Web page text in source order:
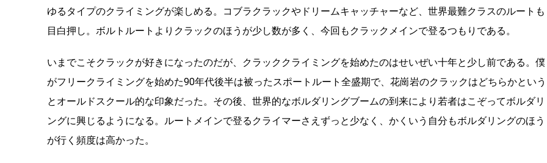
ゆるタイプのクライミングが楽しめる。コブラクラックやドリームキャッチャーなど、世界最難クラスのルートも
目白押し。ボルトルートよりクラックのほうが少し数が多く、今回もクラックメインで登るつもりである。
いまでこそクラックが好きになったのだが、クラッククライミングを始めたのはせいぜい十年と少し前である。僕
がフリークライミングを始めた90年代後半は被ったスポートルート全盛期で、花崗岩のクラックはどちらかという
とオールドスクール的な印象だった。その後、世界的なボルダリングブームの到来により若者はこぞってボルダリ
ングに興じるようになる。ルートメインで登るクライマーさえずっと少なく、かくいう自分もボルダリングのほう
が行く頻度は高かった。